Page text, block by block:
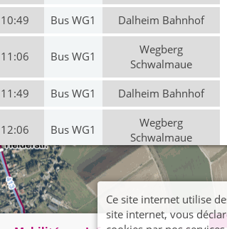
10:49 Bus WG1 Dalheim Bahnhof
11:06 Bus WG1
Wegberg
Schwalmaue
11:49 Bus WG1 Dalheim Bahnhof
12:06 Bus WG1
Wegberg
Schwalmaue
Ce site internet utilise
site internet, vous